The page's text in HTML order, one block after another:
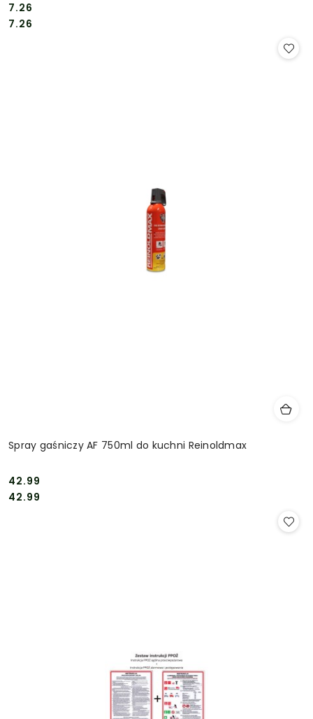
Cena:
7.26
Cena:
7.26
Spray gaśniczy AF 750ml do kuchni Reinoldmax
Cena:
42.99
Cena:
42.99